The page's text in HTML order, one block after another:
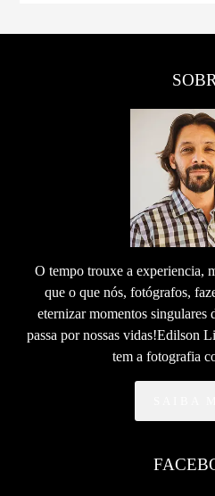
O tempo trouxe a experiencia,
que o que nós, fotógrafos,
eternizar momentos singulares
passa por nossas vidas!Edilson
tem a fotografia